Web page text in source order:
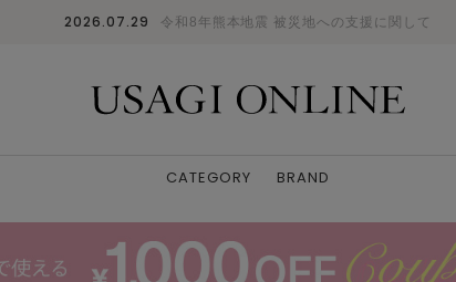
2026.07.29 令和8年熊本地震 被災地への支援に関して
CATEGORY BRAND